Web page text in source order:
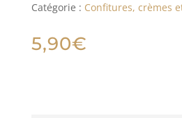
Catégorie : Confitures, crèmes
5,90€